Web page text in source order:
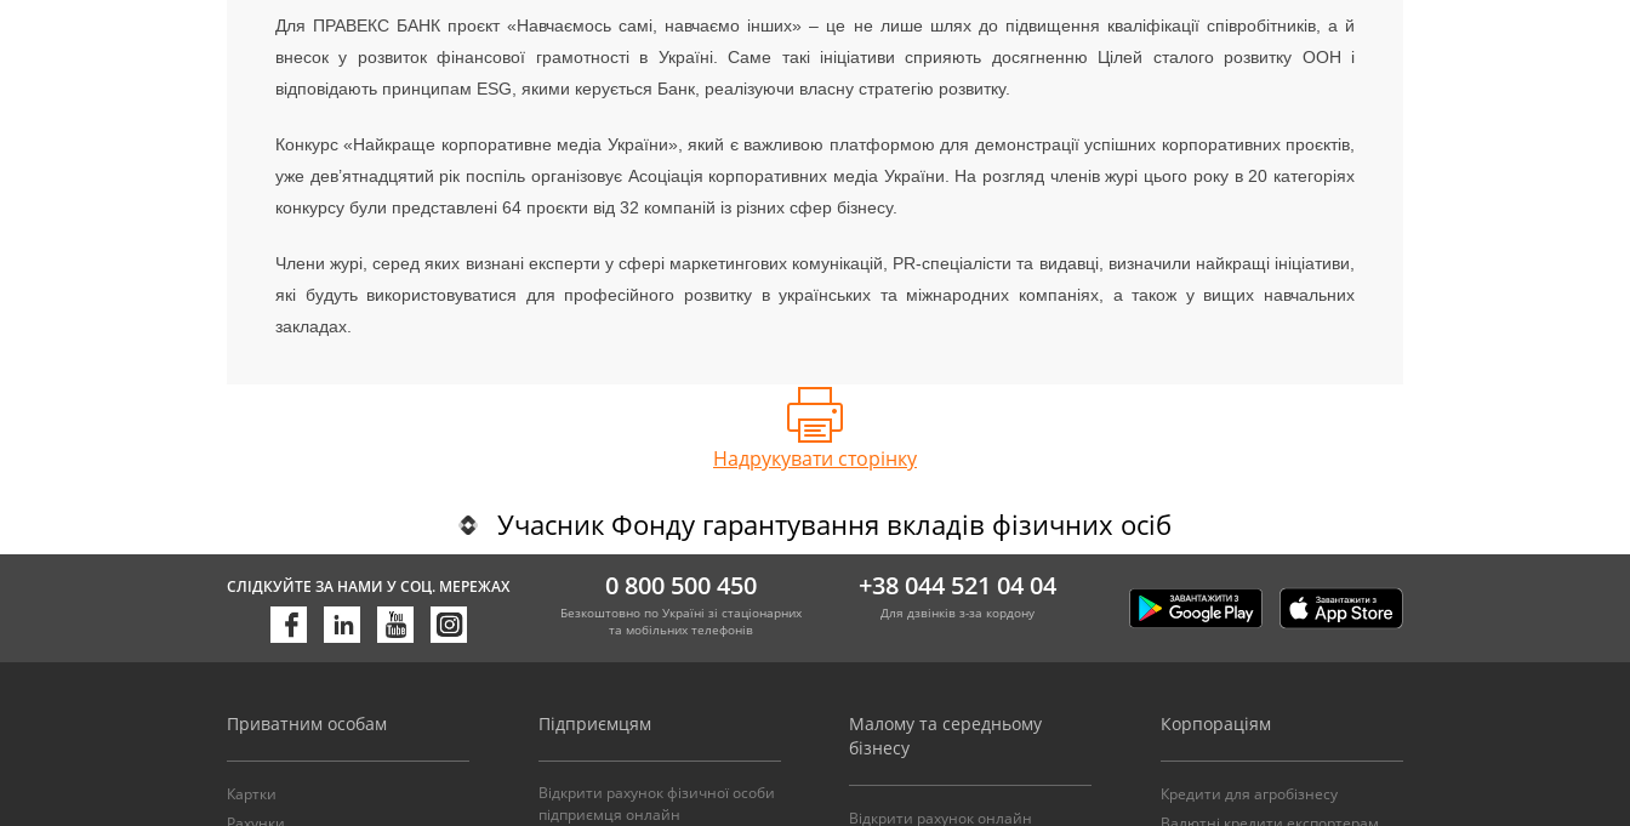
Для ПРАВЕКС БАНК проєкт «Навчаємось самі, навчаємо інших» – це не лише шлях до підвищення кваліфікації співробітників, а й
внесок у розвиток фінансової грамотності в Україні. Саме такі ініціативи сприяють досягненню Цілей сталого розвитку ООН і
відповідають принципам ESG, якими керується Банк, реалізуючи власну стратегію розвитку.
Конкурс «Найкраще корпоративне медіа України», який є важливою платформою для демонстрації успішних корпоративних проєктів,
уже дев’ятнадцятий рік поспіль організовує Асоціація корпоративних медіа України. На розгляд членів журі цього року в 20 категоріях
конкурсу були представлені 64 проєкти від 32 компаній із різних сфер бізнесу.
Члени журі, серед яких визнані експерти у сфері маркетингових комунікацій, PR-спеціалісти та видавці, визначили найкращі ініціативи,
які будуть використовуватися для професійного розвитку в українських та міжнародних компаніях, а також у вищих навчальних
закладах.
Надрукувати сторінку
Учасник Фонду гарантування вкладів фізичних осіб
СЛІДКУЙТЕ ЗА НАМИ У СОЦ. МЕРЕЖАХ 0 800 500 450
Безкоштовно по Україні зі стаціонарних
та мобільних телефонів
+38 044 521 04 04
Для дзвінків з-за кордону
Приватним особам
Картки
Підприємцям
Відкрити рахунок фізичної особи
підприємця онлайн
Малому та середньому
бізнесу
Відкрити рахунок онлайн
Корпораціям
Кредити для агробізнесу